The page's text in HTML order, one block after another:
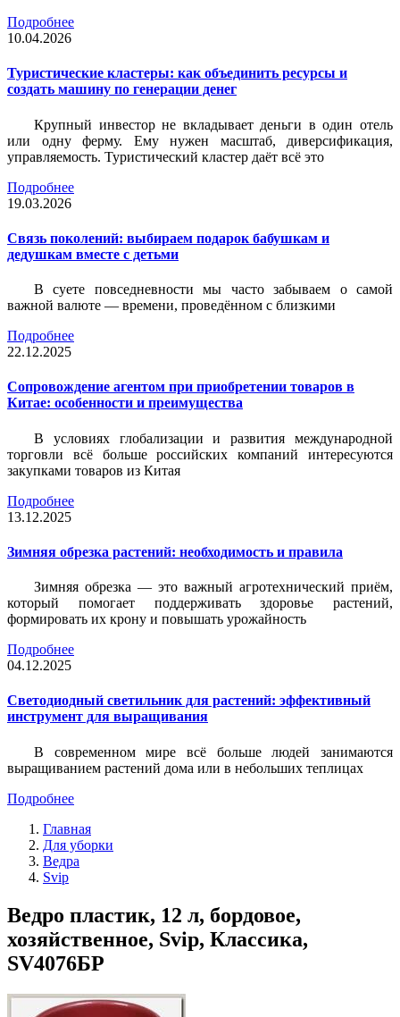
Подробнее
10.04.2026
Туристические кластеры: как объединить ресурсы и
создать машину по генерации денег
Крупный инвестор не вкладывает деньги в один отель
или одну ферму. Ему нужен масштаб, диверсификация,
управляемость. Туристический кластер даёт всё это
Подробнее
19.03.2026
Связь поколений: выбираем подарок бабушкам и
дедушкам вместе с детьми
В суете повседневности мы часто забываем о самой
важной валюте — времени, проведённом с близкими
Подробнее
22.12.2025
Сопровождение агентом при приобретении товаров в
Китае: особенности и преимущества
В условиях глобализации и развития международной
торговли всё больше российских компаний интересуются
закупками товаров из Китая
Подробнее
13.12.2025
Зимняя обрезка растений: необходимость и правила
Зимняя обрезка — это важный агротехнический приём,
который помогает поддерживать здоровье растений,
формировать их крону и повышать урожайность
Подробнее
04.12.2025
Светодиодный светильник для растений: эффективный
инструмент для выращивания
В современном мире всё больше людей занимаются
выращиванием растений дома или в небольших теплицах
Подробнее
Главная
Для уборки
Ведра
Svip
Ведро пластик, 12 л, бордовое,
хозяйственное, Svip, Классика,
SV4076БР